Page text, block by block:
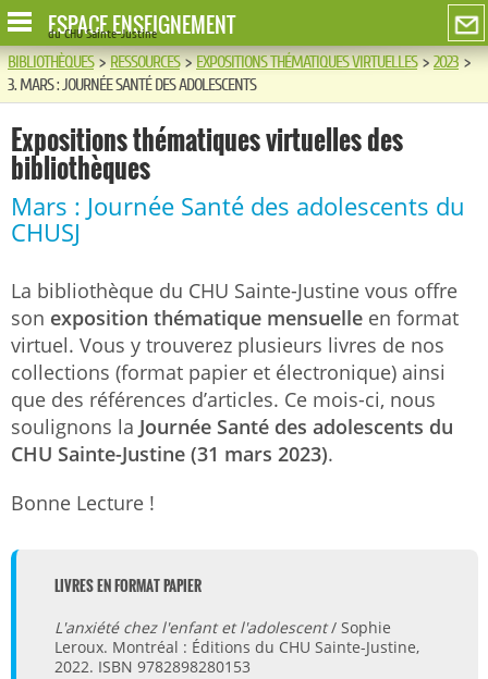
ESPACE ENSEIGNEMENT
du CHU Sainte-Justine
BIBLIOTHÈQUES>RESSOURCES>EXPOSITIONS THÉMATIQUES VIRTUELLES>2023>
3. MARS : JOURNÉE SANTÉ DES ADOLESCENTS
Expositions thématiques virtuelles des
bibliothèques
Mars : Journée Santé des adolescents du
CHUSJ
La bibliothèque du CHU Sainte-Justine vous offre
son exposition thématique mensuelle en format
virtuel. Vous y trouverez plusieurs livres de nos
collections (format papier et électronique) ainsi
que des références d’articles. Ce mois-ci, nous
soulignons la Journée Santé des adolescents du
CHU Sainte-Justine (31 mars 2023).
Bonne Lecture !
LIVRES EN FORMAT PAPIER
L'anxiété chez l'enfant et l'adolescent/ Sophie
Leroux. Montréal : Éditions du CHU Sainte-Justine,
2022. ISBN 9782898280153